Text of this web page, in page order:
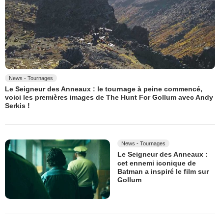
News - Tournages
Le Seigneur des Anneaux : le tournage à peine commencé,
voici les premières images de The Hunt For Gollum avec Andy
Serkis !
News - Tournages
Le Seigneur des Anneaux :
cet ennemi iconique de
Batman a inspiré le film sur
Gollum